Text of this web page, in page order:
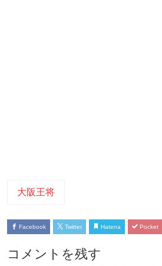
大阪王将
Facebook Twitter Hatena Pocket
コメントを残す